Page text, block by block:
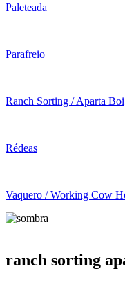
Paleteada
Parafreio
Ranch Sorting / Aparta Boi
Rédeas
Vaquero / Working Cow
ranch sorting